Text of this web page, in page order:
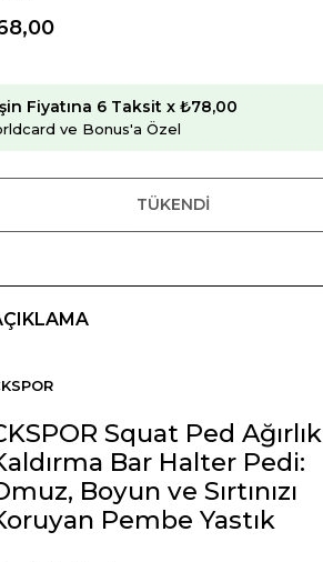
Fiyatına 6 Taksit x ₺78,00
ve Bonus'a Özel
TÜKENDI
Squat Ped Ağırlık
Bar Halter Pedi:
Boyun ve Sırtınızı
Pembe Yastık